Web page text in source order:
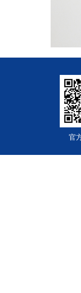
官